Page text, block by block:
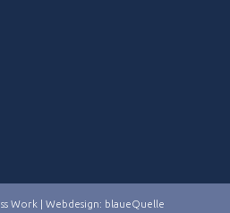
Work | Webdesign: blaueQuelle